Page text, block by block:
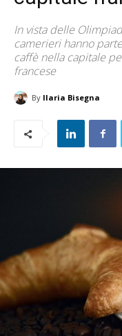
In vista delle
camerieri hanno
caffè nella capitale
francese
By Ilaria Bisegna